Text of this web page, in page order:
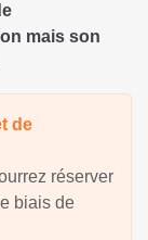
mais son
de
réserver
biais de